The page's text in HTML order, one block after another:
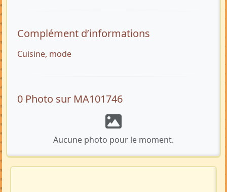
Complément d’informations
Cuisine, mode
0 Photo sur MA101746
Aucune photo pour le moment.